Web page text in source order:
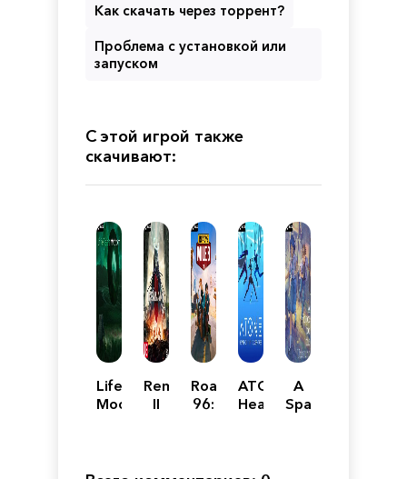
Как скачать через торрент?
Проблема с установкой или
запуском
С этой игрой также
скачивают:
Lifeless
Moon
Remnant
II
Road
96:
ATONE:
Heart
A
Space